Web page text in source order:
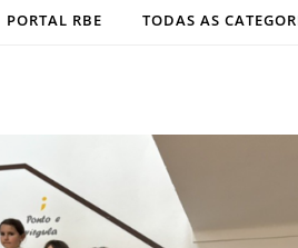
PORTAL RBE TODAS AS